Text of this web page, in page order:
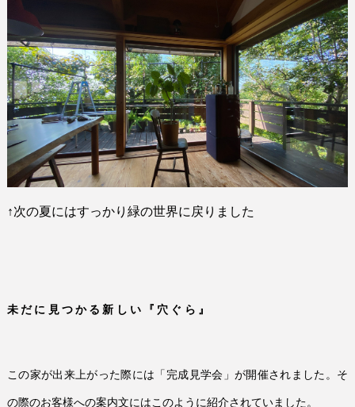
↑次の夏にはすっかり緑の世界に戻りました
未だに見つかる新しい『穴ぐら』
この家が出来上がった際には「完成見学会」が開催されました。そ
の際のお客様への案内文にはこのように紹介されていました。